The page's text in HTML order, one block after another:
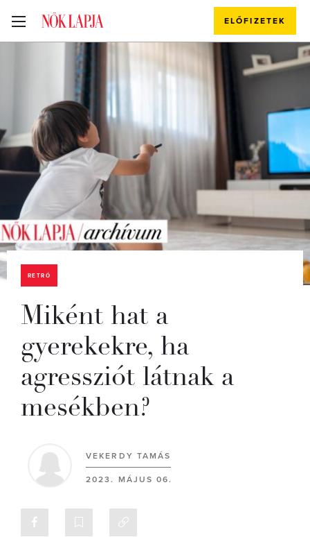
ELŐFIZETEK
RETRÓ
Miként hat a
gyerekekre, ha
agressziót látnak a
mesékben?
VEKERDY TAMÁS
2023. MÁJUS 06.